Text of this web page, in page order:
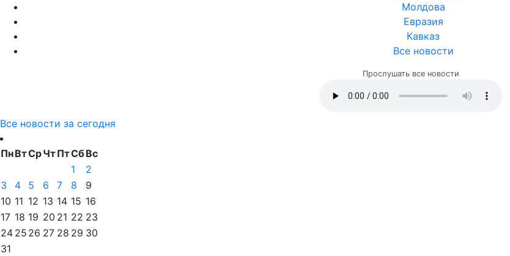
Молдова
Евразия
Кавказ
Все новости
Прослушать все новости
Все новости за сегодня
ПнВтСрЧтПтСбВс
1
2
3
4 5 6 7 8
9
10 11 12 13 14 15 16
17 18 19 20 21 22 23
24 25 26 27 28 29 30
31